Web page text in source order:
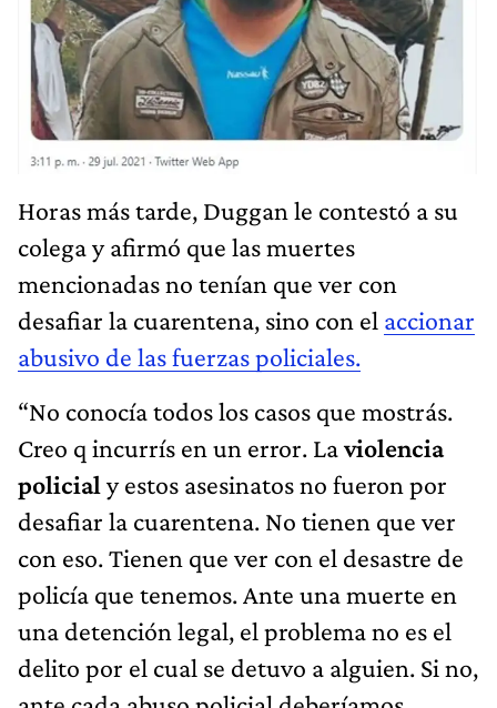
Horas más tarde, Duggan le contestó a su
colega y afirmó que las muertes
mencionadas no tenían que ver con
desafiar la cuarentena, sino con el accionar
abusivo de las fuerzas policiales.
“No conocía todos los casos que mostrás.
Creo q incurrís en un error. Laviolencia
policial y estos asesinatos no fueron por
desafiar la cuarentena. No tienen que ver
con eso. Tienen que ver con el desastre de
policía que tenemos. Ante una muerte en
una detención legal, el problema no es el
delito por el cual se detuvo a alguien. Si no,